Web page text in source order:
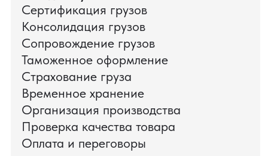
ПАО «Ростелеком» доверяет нам полный
цикл международных поставок — от
поиска и проверки поставщиков до
доставки оборудования.
Мы обеспечили полный цикл работ:
проверку продукции, логистику,
таможенное оформление и контроль
сроков. В результате все товары были
доставлены точно в срок и без
дополнительных рисков.
PRO TORG — проверенный партнёр по
международной логистике для ведущих
федеральных компаний.